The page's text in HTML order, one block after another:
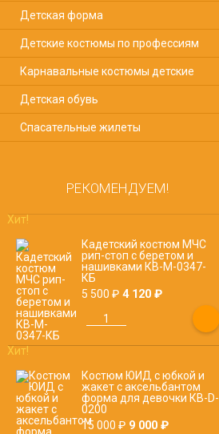
Детская форма
Детские костюмы по профессиям
Карнавальные костюмы детские
Детская обувь
Спасательные жилеты
РЕКОМЕНДУЕМ!
Хит!
Кадетский костюм МЧС
рип-стоп с беретом и
нашивками КВ-M-0347-
КБ
5 500 ₽4 120 ₽
Хит!
Костюм ЮИД с юбкой и
жакет с аксельбантом
форма для девочки КВ-D-
0200
15 000 ₽9 000 ₽